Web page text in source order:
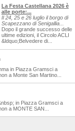
La Festa Castellana 2026 è
alle porte:...
Il 24, 25 e 26 luglio il borgo di
Scapezzano di Senigallia...
Dopo il grande successo delle
ultime edizioni, il Circolo ACLI
&ldquo;Belvedere di...
in Piazza Gramsci a
a Monte San Martino...
in Piazza Gramsci a
a MONTE SAN...